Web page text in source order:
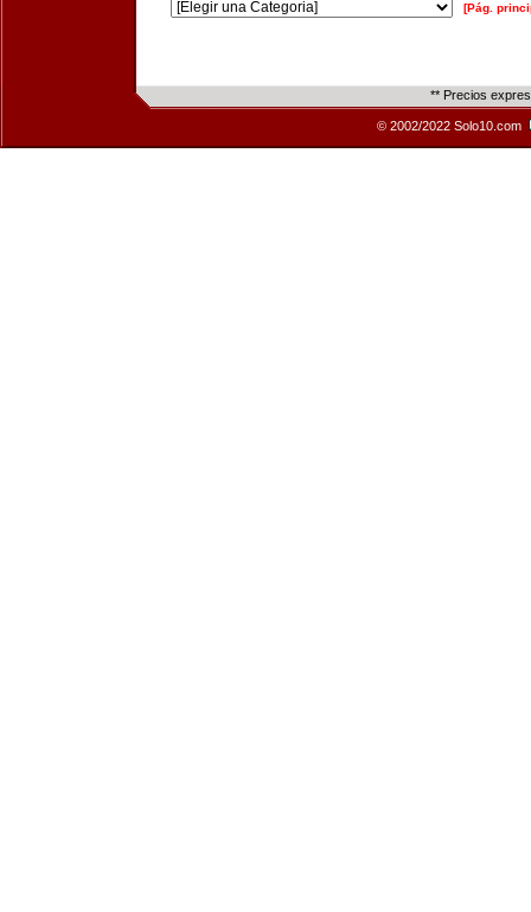
[Pág.
** Precios
© 2002/2022 Solo10.com